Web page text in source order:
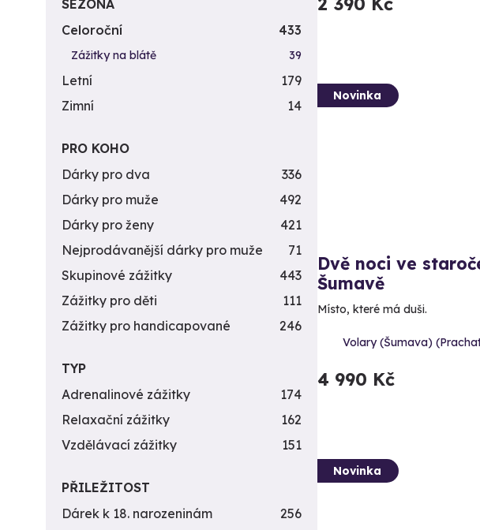
Novinka
Dvě noci ve
Šumavě
Místo, které má duši.
Volary (Šumava)
4 990 Kč
Novinka
SEZÓNA
Celoroční
433
Zážitky na blátě 39
Letní
179
Zimní
14
PRO KOHO
Dárky pro dva
336
Dárky pro muže
492
Dárky pro ženy
421
Nejprodávanější dárky pro muže
71
Skupinové zážitky
443
Zážitky pro děti
111
Zážitky pro handicapované
246
TYP
Adrenalinové zážitky
174
Relaxační zážitky
162
Vzdělávací zážitky
151
PŘILEŽITOST
Dárek k 18. narozeninám
256